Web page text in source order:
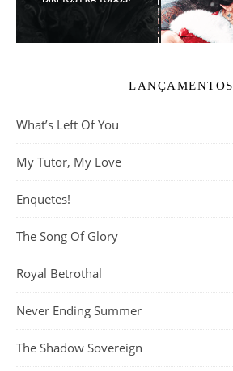
LANÇAMENTOS
What’s Left Of You
My Tutor, My Love
Enquetes!
The Song Of Glory
Royal Betrothal
Never Ending Summer
The Shadow Sovereign